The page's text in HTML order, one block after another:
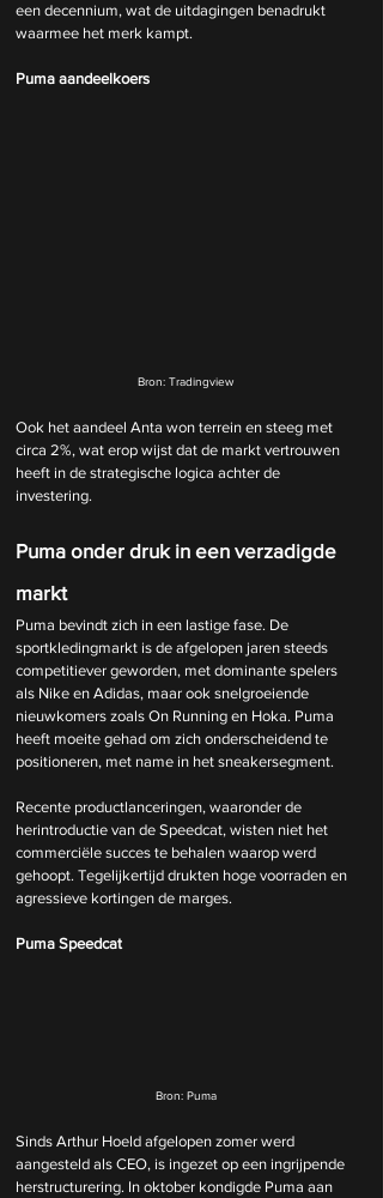
een decennium, wat de uitdagingen benadrukt
waarmee het merk kampt.
Puma aandeelkoers
Bron: Tradingview
Ook het aandeel Anta won terrein en steeg met
circa 2%, wat erop wijst dat de markt vertrouwen
heeft in de strategische logica achter de
investering.
Puma onder druk in een verzadigde
markt
Puma bevindt zich in een lastige fase. De
sportkledingmarkt is de afgelopen jaren steeds
competitiever geworden, met dominante spelers
als Nike en Adidas, maar ook snelgroeiende
nieuwkomers zoals On Running en Hoka. Puma
heeft moeite gehad om zich onderscheidend te
positioneren, met name in het sneakersegment.
Recente productlanceringen, waaronder de
herintroductie van de Speedcat, wisten niet het
commerciële succes te behalen waarop werd
gehoopt. Tegelijkertijd drukten hoge voorraden en
agressieve kortingen de marges.
Puma Speedcat
Bron: Puma
Sinds Arthur Hoeld afgelopen zomer werd
aangesteld als CEO, is ingezet op een ingrijpende
herstructurering. In oktober kondigde Puma aan